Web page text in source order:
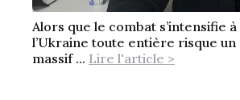
Alors que le combat s’intensifie
l’Ukraine toute entière risque
massif ... Lire l'article >